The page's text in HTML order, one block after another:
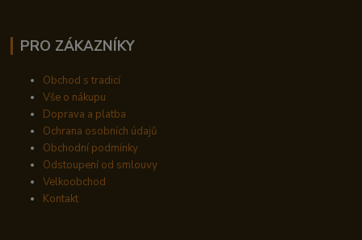
PRO ZÁKAZNÍKY
Obchod s tradicí
Vše o nákupu
Doprava a platba
Ochrana osobních údajů
Obchodní podmínky
Odstoupení od smlouvy
Velkoobchod
Kontakt